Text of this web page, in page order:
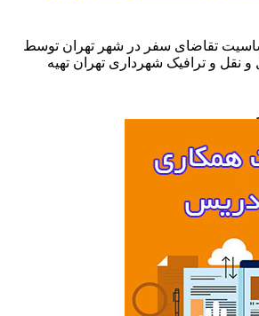
تقاضای سفر در شهر تهران توسط
ترافیک شهرداری تهران تهیه